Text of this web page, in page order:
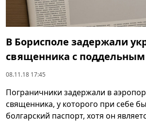
В Борисполе задержали
священника с
08.11.18 17:45
Пограничники задержали в
священника, у которого при себе
болгарский паспорт, хотя он